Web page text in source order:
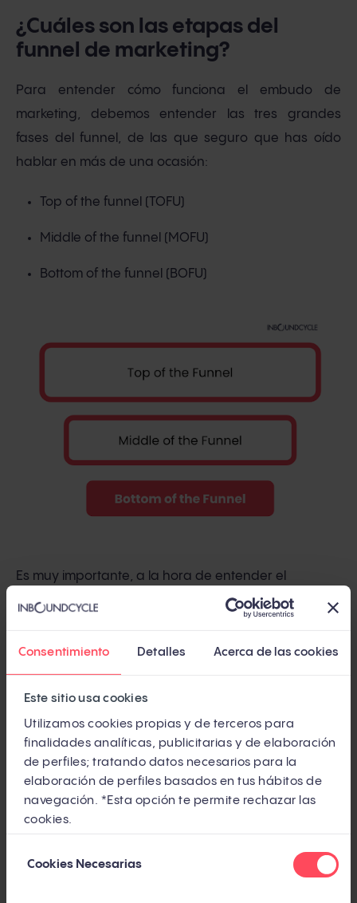
Consentimiento Detalles Acerca de las cookies
Este sitio usa cookies
Utilizamos cookies propias y de terceros para
finalidades analíticas, publicitarias y de elaboración
de perfiles; tratando datos necesarios para la
elaboración de perfiles basados en tus hábitos de
navegación. *Esta opción te permite rechazar las
cookies.
deCookies Necesarias
¿Cuáles son las etapas del
funnel de marketing?
Para entender cómo funciona el embudo de
marketing, debemos entender las tres grandes
fases del funnel, de las que seguro que has oído
hablar en más de una ocasión:
Top of the funnel (TOFU)
Middle of the funnel (MOFU)
Bottom of the funnel (BOFU)
Es muy importante, a la hora de entender el
marketing funnel, conocer en profundidad la
hablar del modelo AIDA (atracción, interés, decisión y
acción) y de otros más complejos con fases más
específicas.